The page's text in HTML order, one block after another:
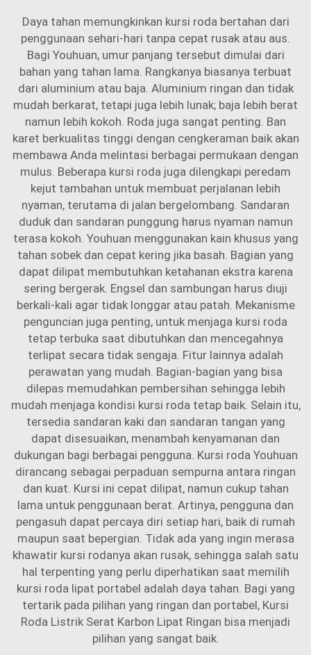
Daya tahan memungkinkan kursi roda bertahan dari
penggunaan sehari-hari tanpa cepat rusak atau aus.
Bagi Youhuan, umur panjang tersebut dimulai dari
bahan yang tahan lama. Rangkanya biasanya terbuat
dari aluminium atau baja. Aluminium ringan dan tidak
mudah berkarat, tetapi juga lebih lunak; baja lebih berat
namun lebih kokoh. Roda juga sangat penting. Ban
karet berkualitas tinggi dengan cengkeraman baik akan
membawa Anda melintasi berbagai permukaan dengan
mulus. Beberapa kursi roda juga dilengkapi peredam
kejut tambahan untuk membuat perjalanan lebih
nyaman, terutama di jalan bergelombang. Sandaran
duduk dan sandaran punggung harus nyaman namun
terasa kokoh. Youhuan menggunakan kain khusus yang
tahan sobek dan cepat kering jika basah. Bagian yang
dapat dilipat membutuhkan ketahanan ekstra karena
sering bergerak. Engsel dan sambungan harus diuji
berkali-kali agar tidak longgar atau patah. Mekanisme
penguncian juga penting, untuk menjaga kursi roda
tetap terbuka saat dibutuhkan dan mencegahnya
terlipat secara tidak sengaja. Fitur lainnya adalah
perawatan yang mudah. Bagian-bagian yang bisa
dilepas memudahkan pembersihan sehingga lebih
mudah menjaga kondisi kursi roda tetap baik. Selain itu,
tersedia sandaran kaki dan sandaran tangan yang
dapat disesuaikan, menambah kenyamanan dan
dukungan bagi berbagai pengguna. Kursi roda Youhuan
dirancang sebagai perpaduan sempurna antara ringan
dan kuat. Kursi ini cepat dilipat, namun cukup tahan
lama untuk penggunaan berat. Artinya, pengguna dan
pengasuh dapat percaya diri setiap hari, baik di rumah
maupun saat bepergian. Tidak ada yang ingin merasa
khawatir kursi rodanya akan rusak, sehingga salah satu
hal terpenting yang perlu diperhatikan saat memilih
kursi roda lipat portabel adalah daya tahan. Bagi yang
tertarik pada pilihan yang ringan dan portabel, Kursi
Roda Listrik Serat Karbon Lipat Ringan bisa menjadi
pilihan yang sangat baik.